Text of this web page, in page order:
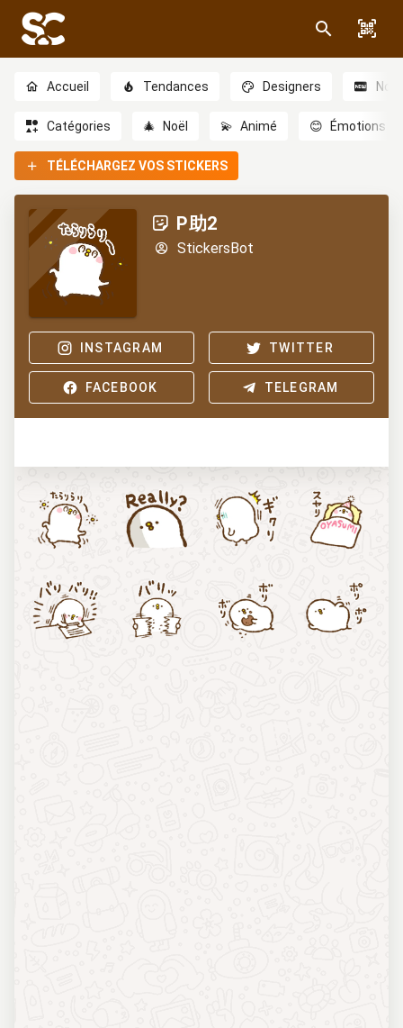
Accueil Tendances Designers
Catégories 🎄 Noël 💫 Animé 😊 Émotions
TÉLÉCHARGEZ VOS STICKERS
P助2
StickersBot
INSTAGRAM TWITTER
FACEBOOK TELEGRAM